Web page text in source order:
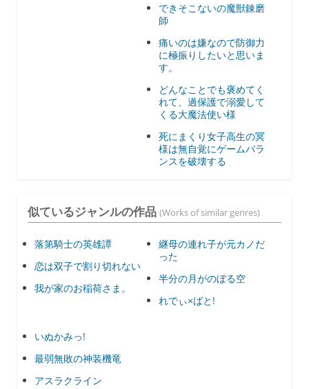
できそこないの魔獣錬磨
師
痛いのは嫌なので防御力
に極振りしたいと思いま
す。
どんなことでも褒めてく
れて、過保護で溺愛して
くる大魔法使い様
死にまくり女子高生の冥
様は無自覚にゲームバラ
ンスを破壊する
似ているジャンルの作品 (Works of similar genres)
落第騎士の英雄譚
恋は双子で割り切れない
我が家のお稲荷さま。
継母の連れ子が元カノだ
った
半分の月がのぼる空
れでぃ×ばと!
いぬかみっ!
最弱無敗の神装機竜
アスラクライン